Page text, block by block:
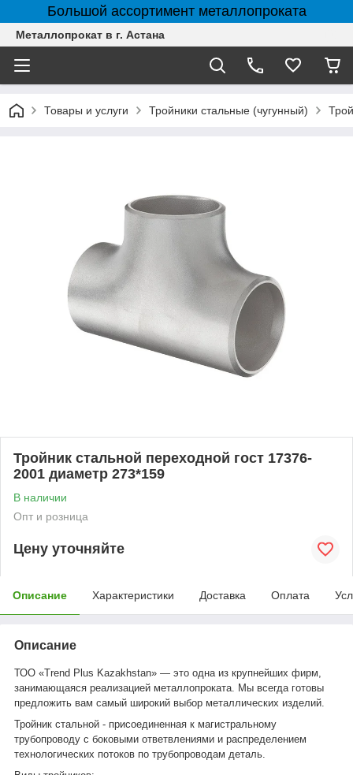
Большой ассортимент металлопроката
Металлопрокат в г. Астана
Товары и услуги Тройники стальные (чугунный)
Тройник стальной переходной гост 17376-
2001 диаметр 273*159
В наличии
Опт и розница
Цену уточняйте
Описание Характеристики Доставка Оплата
Описание
ТОО «Trend Plus Kazakhstan» — это одна из крупнейших фирм,
занимающаяся реализацией металлопроката. Мы всегда готовы
предложить вам самый широкий выбор металлических изделий.
Тройник стальной - присоединенная к магистральному
трубопроводу с боковыми ответвлениями и распределением
технологических потоков по трубопроводам деталь.